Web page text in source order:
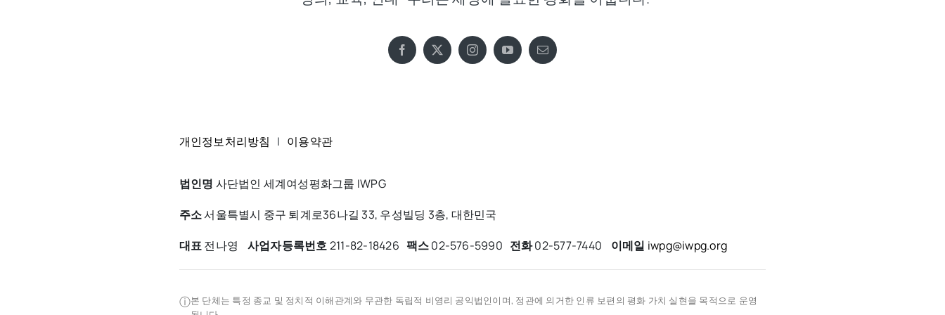
개인정보처리방침 | 이용약관
법인명 사단법인 세계여성평화그룹 IWPG
주소서울특별시 중구 퇴계로36나길 33, 우성빌딩 3층, 대한민국
대표전나영사업자등록번호211-82-18426 팩스02-576-5990 전화02-577-7440 이메일 iwpg@iwpg.org
ⓘ본 단체는 특정 종교 및 정치적 이해관계와 무관한 독립적 비영리 공익법인이며, 정관에 의거한 인류 보편의 평화 가치 실현을 목적으로 운영